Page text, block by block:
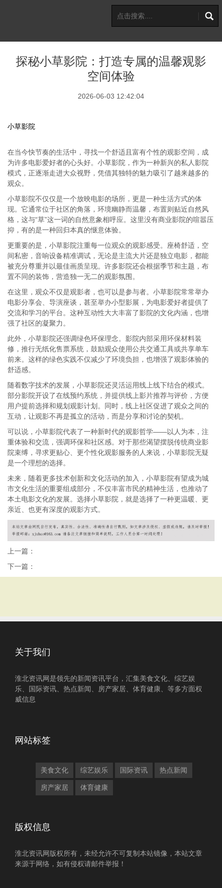
探秘小草影院：打造专属的温馨观影
空间体验
2026-06-03 12:42:04
小草影院
在当今快节奏的生活中，寻找一个舒适且富有个性的观影空间，成
为许多电影爱好者的心头好。小草影院，作为一种新兴的私人影院
模式，正逐渐走进大众视野，凭借其独特的魅力吸引了越来越多的
观众。
小草影院不仅仅是一个放映电影的场所，更是一种生活方式的体
现。它通常位于社区的角落，环境幽静而温馨，布置则贴近自然风
格，这与“草”这一词的自然意象相呼应。这里没有商业影院的喧嚣压
抑，有的是一种回归本真的惬意体验。
更重要的是，小草影院注重每一位观众的观影感受。座椅舒适，空
间私密，音响设备精准调试，无论是主流大片还是独立电影，都能
被充分尊重并以最佳画质呈现。许多影院还会根据季节和主题，布
置不同的装饰，营造独一无二的观影氛围。
在这里，观众不仅是观影者，也可以是参与者。小草影院常常举办
电影分享会、导演座谈，甚至举办小型影展，为电影爱好者提供了
交流和学习的平台。这种互动性大大丰富了影院的文化内涵，也增
强了社区的凝聚力。
此外，小草影院还强调绿色环保理念。影院内部采用环保材料装
修，推行无纸化售票系统，鼓励观众使用公共交通工具或共享单车
前来。这样的绿色实践不仅减少了环境负担，也增强了观影体验的
舒适感。
随着数字技术的发展，小草影院还灵活运用线上线下结合的模式。
部分影院开设了在线预约系统，并提供线上影片推荐与评价，方便
用户提前选择和规划观影计划。同时，线上社区促进了观众之间的
互动，让观影不再是孤立的活动，而是分享和讨论的契机。
可以说，小草影院代表了一种新时代的观影哲学——以人为本，注
重体验和交流，强调环保和社区感。对于那些渴望摆脱传统商业影
院束缚，寻求更贴心、更个性化观影服务的人来说，小草影院无疑
是一个理想的选择。
未来，随着更多技术创新和文化活动的加入，小草影院有望成为城
市文化生活的重要组成部分，不仅丰富市民的精神生活，也推动了
本土电影文化的发展。选择小草影院，就是选择了一种更温暖、更
亲近、也更有深度的观影方式。
上一篇：
下一篇：
关于我们
淮北资讯网是领先的新闻资讯平台，汇集美食文化、综艺娱
乐、国际资讯、热点新闻、房产家居、体育健康、等多方面权
威信息
网站标签
美食文化 综艺娱乐 国际资讯 热点新闻
房产家居 体育健康
版权信息
淮北资讯网版权所有，未经允许不可复制本站镜像，本站文章
来源于网络，如有侵权请邮件举报！